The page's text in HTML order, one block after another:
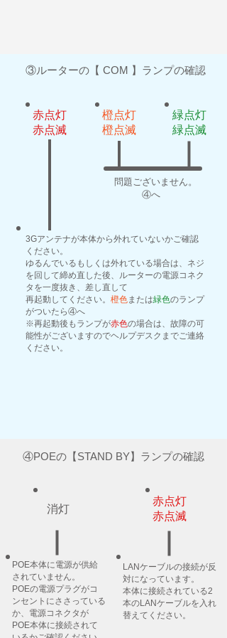
④POEの【STAND BY】ランプの確認
LANケーブルの接続が反
対になっています。
本体に接続されている2
本のLANケーブルを入れ
替えてください。
​​消灯
赤点灯
​赤点滅
POE本体に電源が供給
されていません。
POEの電源プラグがコ
ンセントにささっている
か、電源コネクタが
POE本体に接続されて
③ルーターの【 COM 】ランプの確認
問題ございません。
​ ④へ
緑点灯
​緑点滅
橙点灯
​橙点滅
3Gアンテナが本体から外れていないかご確認
ください。
ゆるんでいるもしくは外れている場合は、ネジ
を回して締め直した後、ルーターの電源コネク
タを一度抜き、差し直して
再起動してください。 橙色または緑色のランプ
がついたら④へ
​※再起動後もランプが赤色の場合は、故障の可
能性がございますのでヘルプデスクまでご連絡
ください。
赤点灯
​赤点滅